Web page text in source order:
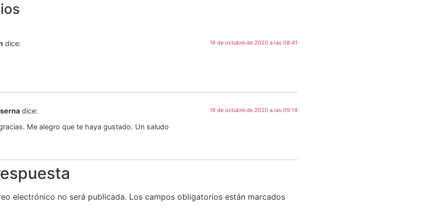
dice: 19 de octubre de 2020 a las 08:41
dice: 19 de octubre de 2020 a las 09:14
Me alegro que te haya gustado. Un saludo
electrónico no será publicada. Los campos obligatorios están marcados